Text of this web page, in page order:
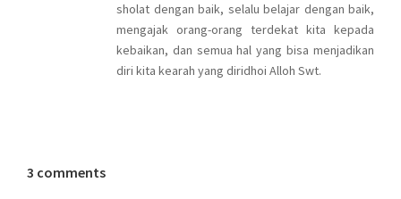
sholat dengan baik, selalu belajar dengan baik,
mengajak orang-orang terdekat kita kepada
kebaikan, dan semua hal yang bisa menjadikan
diri kita kearah yang diridhoi Alloh Swt.
3 comments